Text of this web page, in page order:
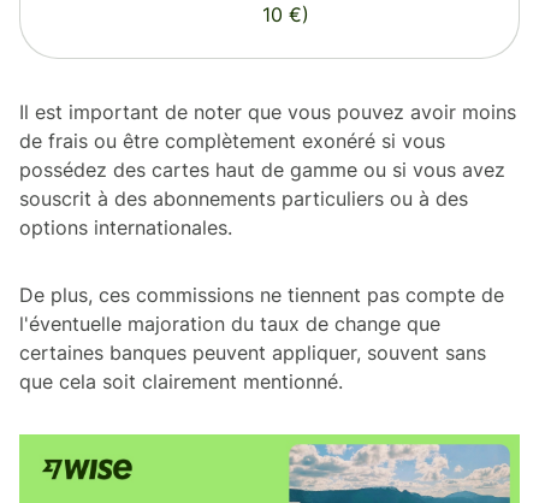
10 €)
Il est important de noter que vous pouvez avoir moins
de frais ou être complètement exonéré si vous
possédez des cartes haut de gamme ou si vous avez
souscrit à des abonnements particuliers ou à des
options internationales.
De plus, ces commissions ne tiennent pas compte de
l'éventuelle majoration du taux de change que
certaines banques peuvent appliquer, souvent sans
que cela soit clairement mentionné.